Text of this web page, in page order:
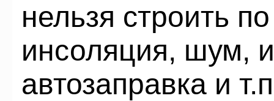
нельзя строить
инсоляция, шум,
автозаправка и